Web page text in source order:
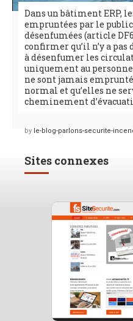
Dans un bâtiment ERP,
empruntées par le
désenfumées (article
confirmer qu’il n’y a
à désenfumer les
uniquement au
ne sont jamais
normal et qu’elles ne
cheminement
Posted
by le-blog-parlons-securite-
Sites connexes